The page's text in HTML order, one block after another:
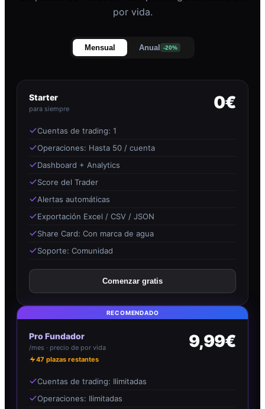
por vida.
Mensual Anual -20%
Starter
para siempre 0€
Cuentas de trading: 1
Operaciones: Hasta 50 / cuenta
Dashboard + Analytics
Score del Trader
Alertas automáticas
Exportación Excel / CSV / JSON
Share Card: Con marca de agua
Soporte: Comunidad
Comenzar gratis
RECOMENDADO
Pro Fundador
/mes · precio de por vida
47 plazas restantes
9,99€
Cuentas de trading: Ilimitadas
Operaciones: Ilimitadas